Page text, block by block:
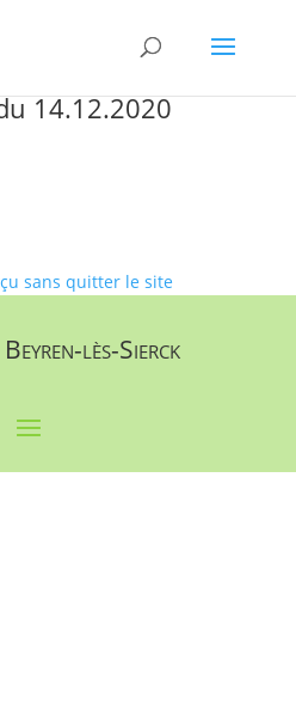
14.12.2020
sans quitter le site
lès-Sierck